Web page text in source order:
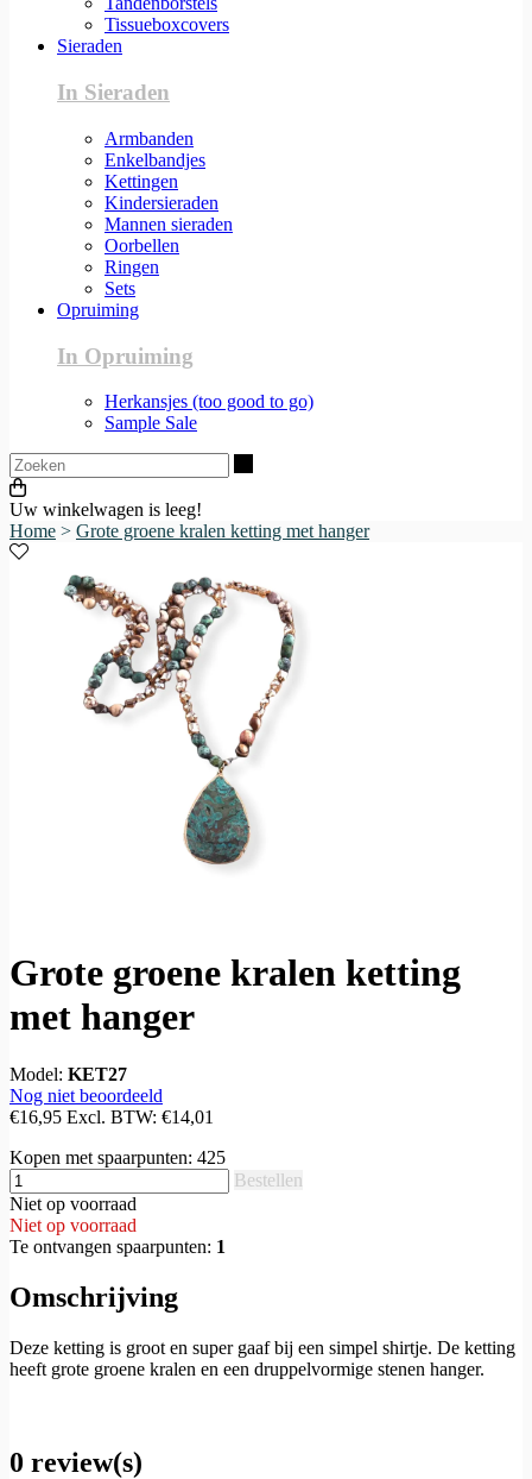
Tissueboxcovers
Sieraden
In Sieraden
Armbanden
Enkelbandjes
Kettingen
Kindersieraden
Mannen sieraden
Oorbellen
Ringen
Sets
Opruiming
In Opruiming
Herkansjes (too good to go)
Sample Sale
Uw winkelwagen is leeg!
Home > Grote groene kralen ketting met hanger
Grote groene kralen ketting
met hanger
Model: KET27
Nog niet beoordeeld
€16,95 Excl. BTW: €14,01
Kopen met spaarpunten: 425
Bestellen
Niet op voorraad
Niet op voorraad
Te ontvangen spaarpunten: 1
Omschrijving
Deze ketting is groot en super gaaf bij een simpel shirtje. De ketting
heeft grote groene kralen en een druppelvormige stenen hanger.
0 review(s)